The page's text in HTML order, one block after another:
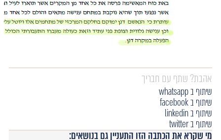
אהבת? שתף עם חבריך
שיתוף ב whatsapp
שיתוף ב facebook
שיתוף ב linkedin
שיתוף ב twitter
מי שקרא את הכתבה הזו התעניין גם בנושאים: